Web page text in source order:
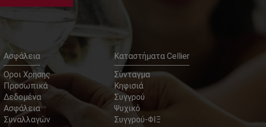
Ασφάλεια
Οροι Χρήσης
Προσωπικά
Δεδομένα
Ασφάλεια
Συναλλαγών
Καταστήματα Cellier
Σύνταγμα
Κηφισιά
Συγγρού
Ψυχικό
Συγγρού-ΦΙΞ